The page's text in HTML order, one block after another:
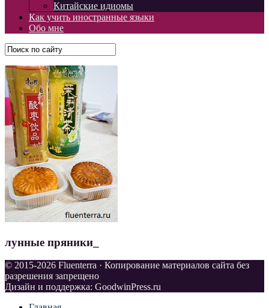
Китайские идиомы
Как учить иностранные языки
Обо мне
лунные пряники_
© 2015-2026 Fluenterra · Копирование материалов сайта без
разрешения запрещено
Дизайн и поддержка: GoodwinPress.ru